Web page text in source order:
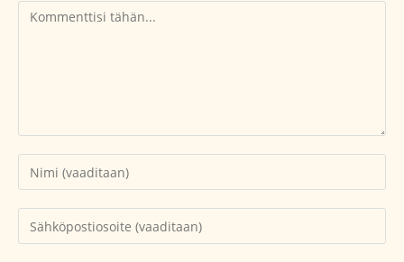
Kommentti
Kirjoita
nimesi
tai
käyttäjätunnuksesi
Kirjoita
sähköpostiosoitteesi